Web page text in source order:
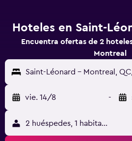
Hoteles en Saint-
Encuentra ofertas de 2
Montreal
Saint-Léonard - Montreal,
vie. 14/8 -
2 huéspedes, 1 habitación